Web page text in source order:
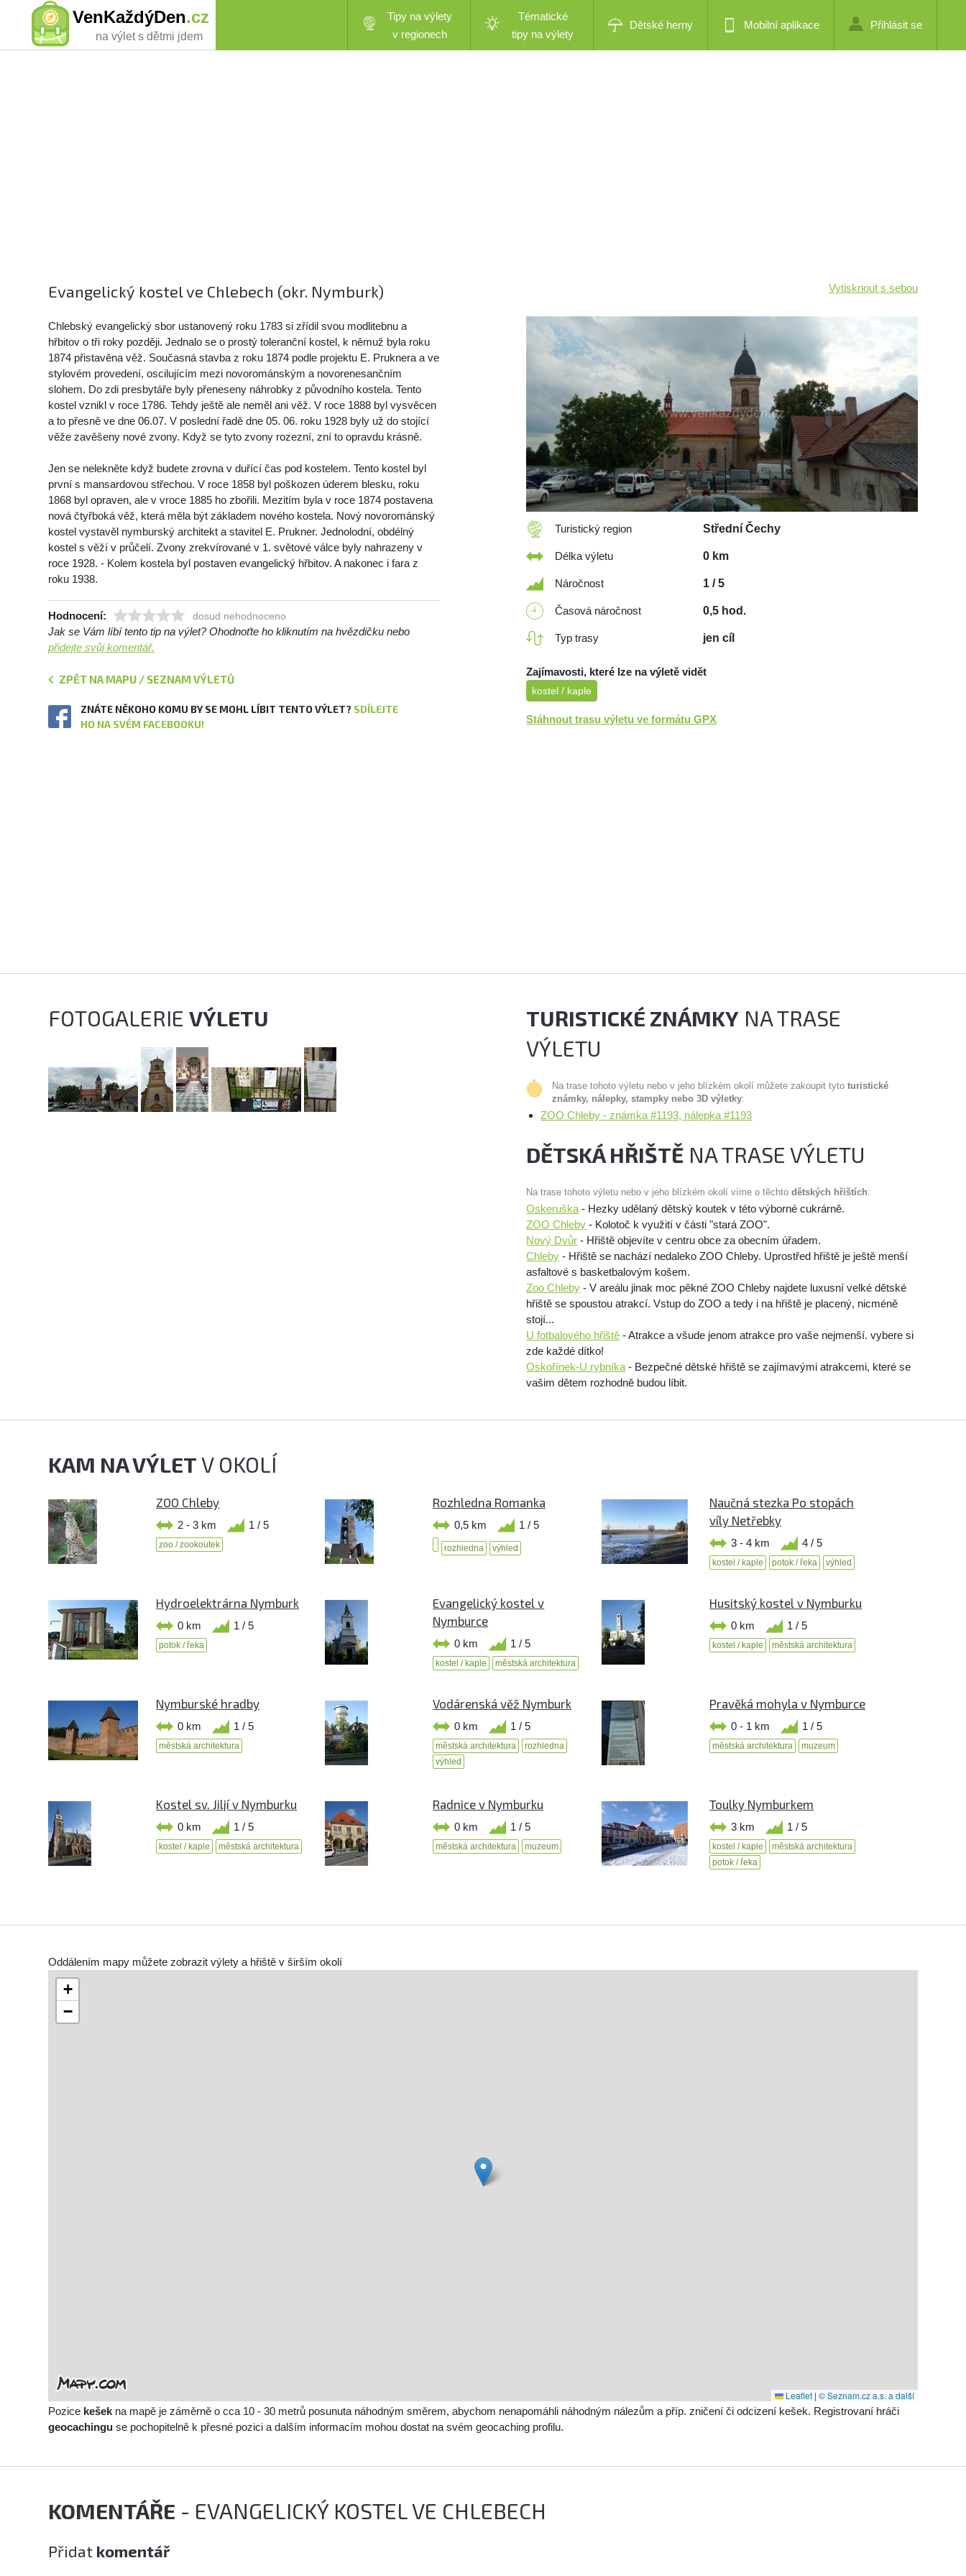
VenKaždýDen.cz
na výlet s dětmi jdem
Tipy na výlety
v regionech
Tématické
tipy na výlety
Dětské herny Mobilní aplikace Přihlásit se
Evangelický kostel ve Chlebech (okr. Nymburk) Vytisknout s sebou
Chlebský evangelický sbor ustanovený roku 1783 si zřídil svou modlitebnu a
hřbitov o tři roky později. Jednalo se o prostý toleranční kostel, k němuž byla roku
1874 přistavěna věž. Současná stavba z roku 1874 podle projektu E. Pruknera a ve
stylovém provedení, oscilujícím mezi novorománským a novorenesančním
slohem. Do zdi presbytáře byly přeneseny náhrobky z původního kostela. Tento
kostel vznikl v roce 1786. Tehdy ještě ale neměl ani věž. V roce 1888 byl vysvěcen
a to přesně ve dne 06.07. V poslední řadě dne 05. 06. roku 1928 byly už do stojící
věže zavěšeny nové zvony. Když se tyto zvony rozezní, zní to opravdu krásně.
Jen se nelekněte když budete zrovna v duřící čas pod kostelem. Tento kostel byl
první s mansardovou střechou. V roce 1858 byl poškozen úderem blesku, roku
1868 byl opraven, ale v vroce 1885 ho zbořili. Mezitím byla v roce 1874 postavena
nová čtyřboká věž, která měla být základem nového kostela. Nový novorománský
kostel vystavěl nymburský architekt a stavitel E. Prukner. Jednolodní, obdélný
kostel s věží v průčelí. Zvony zrekvírované v 1. světové válce byly nahrazeny v
roce 1928. - Kolem kostela byl postaven evangelický hřbitov. A nakonec i fara z
roku 1938.
Hodnocení: dosud nehodnoceno
Jak se Vám líbí tento tip na výlet? Ohodnoťte ho kliknutím na hvězdičku nebo
přidejte svůj komentář.
ZPĚT NA MAPU / SEZNAM VÝLETŮ
ZNÁTE NĚKOHO KOMU BY SE MOHL LÍBIT TENTO VÝLET? SDÍLEJTE
HO NA SVÉM FACEBOOKU!
Turistický region Střední Čechy
Délka výletu 0 km
Náročnost 1 / 5
Časová náročnost 0,5 hod.
Typ trasy jen cíl
Zajímavosti, které lze na výletě vidět
kostel / kaple
Stáhnout trasu výletu ve formátu GPX
FOTOGALERIEVÝLETU TURISTICKÉ ZNÁMKY NA TRASE
VÝLETU
Na trase tohoto výletu nebo v jeho blízkém okolí můžete zakoupit tytoturistické
známky, nálepky, stampky nebo 3D výletky:
ZOO Chleby - známka #1193, nálepka #1193
DĚTSKÁ HŘIŠTĚ NA TRASE VÝLETU
Na trase tohoto výletu nebo v jeho blízkém okolí víme o těchtodětských hřištích:
Oskeruška - Hezky udělaný dětský koutek v této výborné cukrárně.
ZOO Chleby - Kolotoč k využití v části "stará ZOO".
Nový Dvůr - Hřiště objevíte v centru obce za obecním úřadem.
Chleby - Hřiště se nachází nedaleko ZOO Chleby. Uprostřed hřiště je ještě menší
asfaltové s basketbalovým košem.
Zoo Chleby - V areálu jinak moc pěkné ZOO Chleby najdete luxusní velké dětské
hřiště se spoustou atrakcí. Vstup do ZOO a tedy i na hřiště je placený, nicméně
stojí...
U fotbalového hřiště - Atrakce a všude jenom atrakce pro vaše nejmenší. vybere si
zde každé dítko!
Oskořínek-U rybníka - Bezpečné dětské hřiště se zajímavými atrakcemi, které se
vašim dětem rozhodně budou líbit.
KAM NA VÝLETV OKOLÍ
ZOO Chleby
2 - 3 km 1 / 5
zoo / zookoutek
Rozhledna Romanka
0,5 km 1 / 5
rozhledna výhled
Naučná stezka Po stopách
víly Netřebky
3 - 4 km 4 / 5
kostel / kaple potok / řeka výhled
Hydroelektrárna Nymburk
0 km 1 / 5
potok / řeka
Evangelický kostel v
Nymburce
0 km 1 / 5
kostel / kaple městská architektura
Husitský kostel v Nymburku
0 km 1 / 5
kostel / kaple městská architektura
Nymburské hradby
0 km 1 / 5
městská architektura
Vodárenská věž Nymburk
0 km 1 / 5
městská architektura
rozhledna
výhled
Pravěká mohyla v Nymburce
0 - 1 km 1 / 5
městská architektura muzeum
Kostel sv. Jiljí v Nymburku
0 km 1 / 5
kostel / kaple městská architektura
Radnice v Nymburku
0 km 1 / 5
městská architektura muzeum
Toulky Nymburkem
3 km 1 / 5
kostel / kaple
městská architektura
potok / řeka
Oddálením mapy můžete zobrazit výlety a hřiště v širším okolí
+
−
Leaflet | © Seznam.cz a.s. a další
Pozice kešek na mapě je záměrně o cca 10 - 30 metrů posunuta náhodným směrem, abychom nenapomáhli náhodným nálezům a příp. zničení či odcizení kešek. Registrovaní hráči
geocachingu se pochopitelně k přesné pozici a dalším informacím mohou dostat na svém geocaching profilu.
KOMENTÁŘE - EVANGELICKÝ KOSTEL VE CHLEBECH
Přidat komentář